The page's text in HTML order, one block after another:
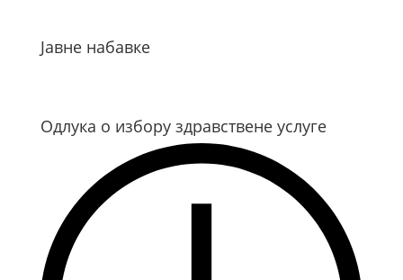
Јавне набавке
Одлука о избору здравствене услуге